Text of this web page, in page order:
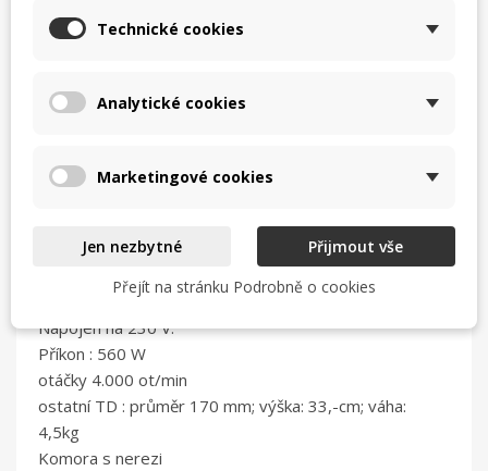
kanalizace.
potravinových zbytků jako jsou :
slupky z ovoce a zeleniny, skořápky vajec, měkké
kávová sedlina i s filtrem z překapávače.
Drtič je napojen na odpad do kanalizace.
V drtiči je otočný talíř který rozdrtí odpad a proud
Napojen na 230 V.
Příkon : 560 W
otáčky 4.000 ot/min
ostatní TD : průměr 170 mm; výška: 33,-cm; váha:
4,5kg
Komora s nerezi
Technické cookies
Analytické cookies
Marketingové cookies
Jen nezbytné
Přijmout vše
Přejít na stránku Podrobně o cookies